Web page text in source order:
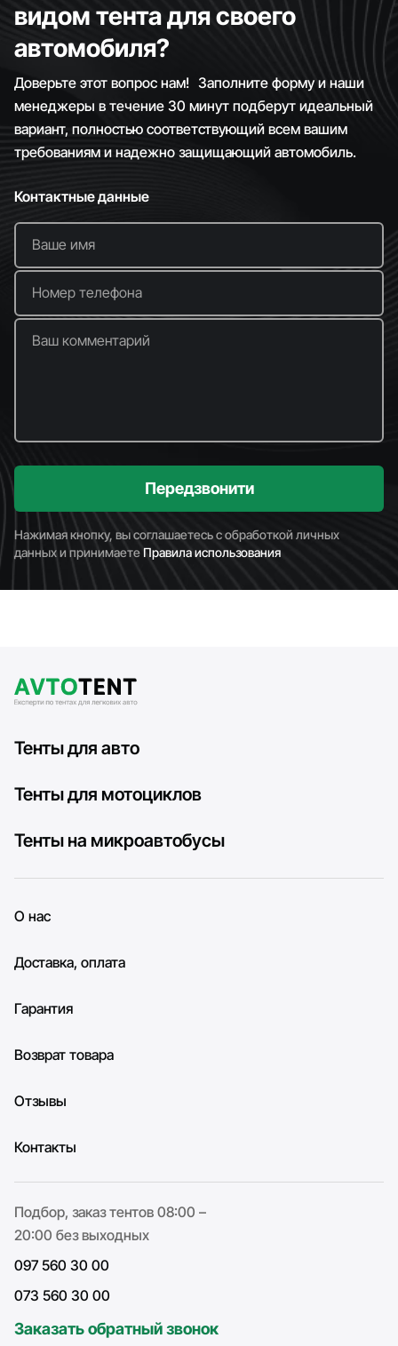
видом тента для своего
автомобиля?
Доверьте этот вопрос нам! Заполните форму и наши
менеджеры в течение 30 минут подберут идеальный
вариант, полностью соответствующий всем вашим
требованиям и надежно защищающий автомобиль.
Контактные данные
Ваше имя
Номер телефона
Ваш комментарий
Передзвонити
Нажимая кнопку, вы соглашаетесь с обработкой личных
данных и принимаетеПравила использования
Тенты для авто
Тенты для мотоциклов
Тенты на микроавтобусы
О нас
Доставка, оплата
Гарантия
Возврат товара
Отзывы
Контакты
Подбор, заказ тентов 08:00 –
20:00 без выходных
097 560 30 00
073 560 30 00
Заказать обратный звонок